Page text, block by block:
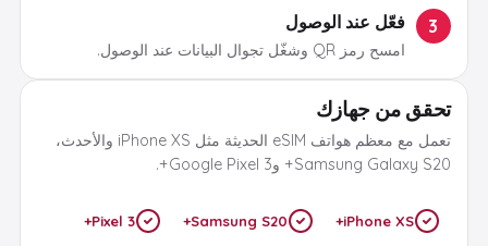
3 فعّل عند الوصول
امسح رمز QR وشغّل تجوال البيانات عند الوصول.
تحقق من جهازك
تعمل مع معظم هواتف eSIM الحديثة مثل iPhone XS والأحدث،
Samsung Galaxy S20+ وGoogle Pixel 3+.
iPhone XS+
Samsung S20+
Pixel 3+